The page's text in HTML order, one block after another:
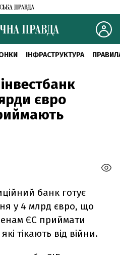
ІНФРАСТРУКТУРА
євро
банк готує
у 4 млрд євро, що
ЄС приймати
тікають від війни.